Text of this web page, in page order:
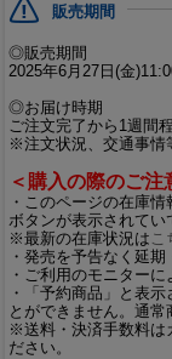
販売期間
◎販売期間
2025年6月27日(金
◎お届け時期
ご注文完了から1週間
※注文状況、交通事情
＜購入の際のご注
・このページの在庫
ボタンが表示されてい
※最新の在庫状況は こ
・発売を予告なく延期
・ご利用のモニター
・「予約商品」と表
とができません。通常
※送料・決済手数料は
ださい。